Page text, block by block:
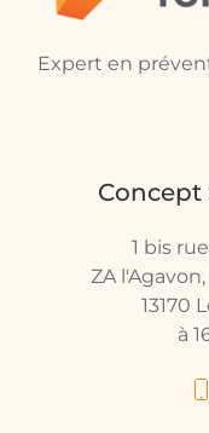
Expert en
Concept
1 bis
ZA
13170
à